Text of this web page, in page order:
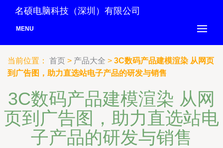
名硕电脑科技（深圳）有限公司
MENU
当前位置： 首页 > 产品大全 > 3C数码产品建模渲染 从网页
到广告图，助力直选站电子产品的研发与销售
3C数码产品建模渲染 从网
页到广告图，助力直选站电
子产品的研发与销售